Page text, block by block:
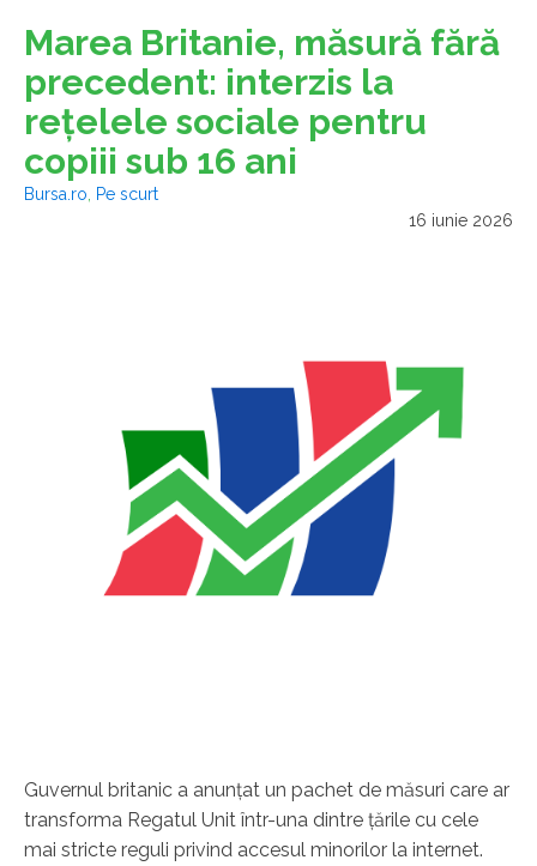
Marea Britanie, măsură fără
precedent: interzis la
reţelele sociale pentru
copiii sub 16 ani
Bursa.ro
Pe scurt
16 iunie 2026
Guvernul britanic a anunţat un pachet de măsuri care ar
transforma Regatul Unit într-una dintre ţările cu cele
mai stricte reguli privind accesul minorilor la internet.